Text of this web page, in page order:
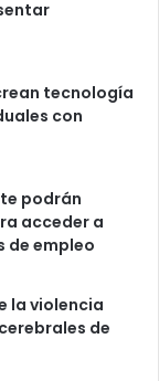
tecnología
con
podrán
acceder a
de empleo
la violencia
de